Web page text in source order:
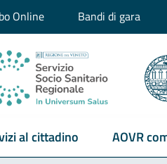
Online Bandi di gara
al cittadino AOVR